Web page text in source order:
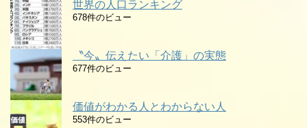
世界の人口ランキング
678件のビュー
〝今〟伝えたい「介護」の実態
677件のビュー
価値がわかる人とわからない人
553件のビュー